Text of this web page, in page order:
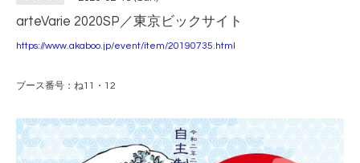
arteVarie 2020SP／東京ビックサイト
https://www.akaboo.jp/event/item/20190735.html
ブース番号：ね11・12